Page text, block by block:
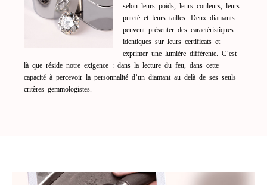
selon leurs poids, leurs couleurs, leurs
pureté et leurs tailles. Deux diamants
peuvent présenter des caractéristiques
identiques sur leurs certificats et
exprimer une lumière différente. C’est
là que réside notre exigence : dans la lecture du feu, dans cette
capacité à percevoir la personnalité d’un diamant au delà de ses seuls
critères gemmologistes.